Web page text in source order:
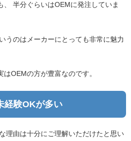
、 半分ぐらいはOEMに発注していま
うのはメーカーにとっても非常に魅力
OEMの方が豊富なのです。
経験OKが多い
理由は十分にご理解いただけたと思い